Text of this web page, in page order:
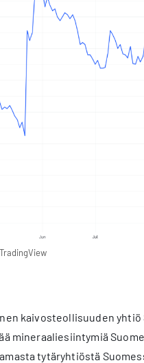
kaivosteollisuuden yhtiö
mineraaliesiintymiä
tytäryhtiöstä